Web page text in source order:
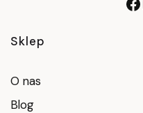
Linki w stopce
Sklep
O nas
Blog